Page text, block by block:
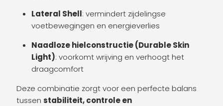
Lateral Shell: vermindert zijdelingse
voetbewegingen en energieverlies
Naadloze hielconstructie (Durable Skin
Light): voorkomt wrijving en verhoogt het
draagcomfort
Deze combinatie zorgt voor een perfecte balans
tussen stabiliteit, controle en